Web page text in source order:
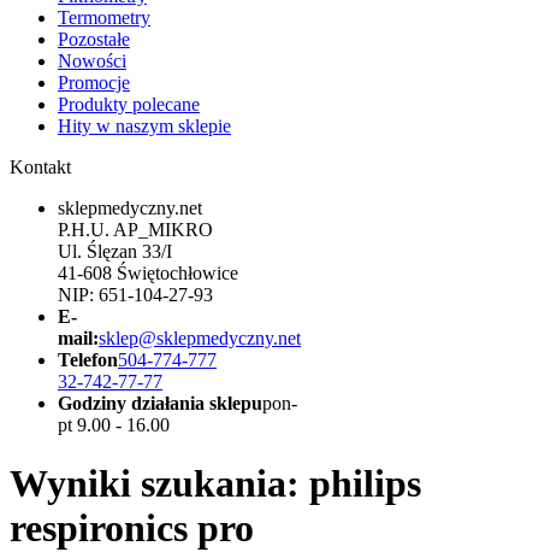
Termometry
Pozostałe
Nowości
Promocje
Produkty polecane
Hity w naszym sklepie
Kontakt
sklepmedyczny.net
P.H.U. AP_MIKRO
Ul. Ślęzan 33/I
41-608 Świętochłowice
NIP: 651-104-27-93
E-
mail:sklep@sklepmedyczny.net
Telefon504-774-777
32-742-77-77
Godziny działania sklepupon-
pt 9.00 - 16.00
Wyniki szukania: philips
respironics pro